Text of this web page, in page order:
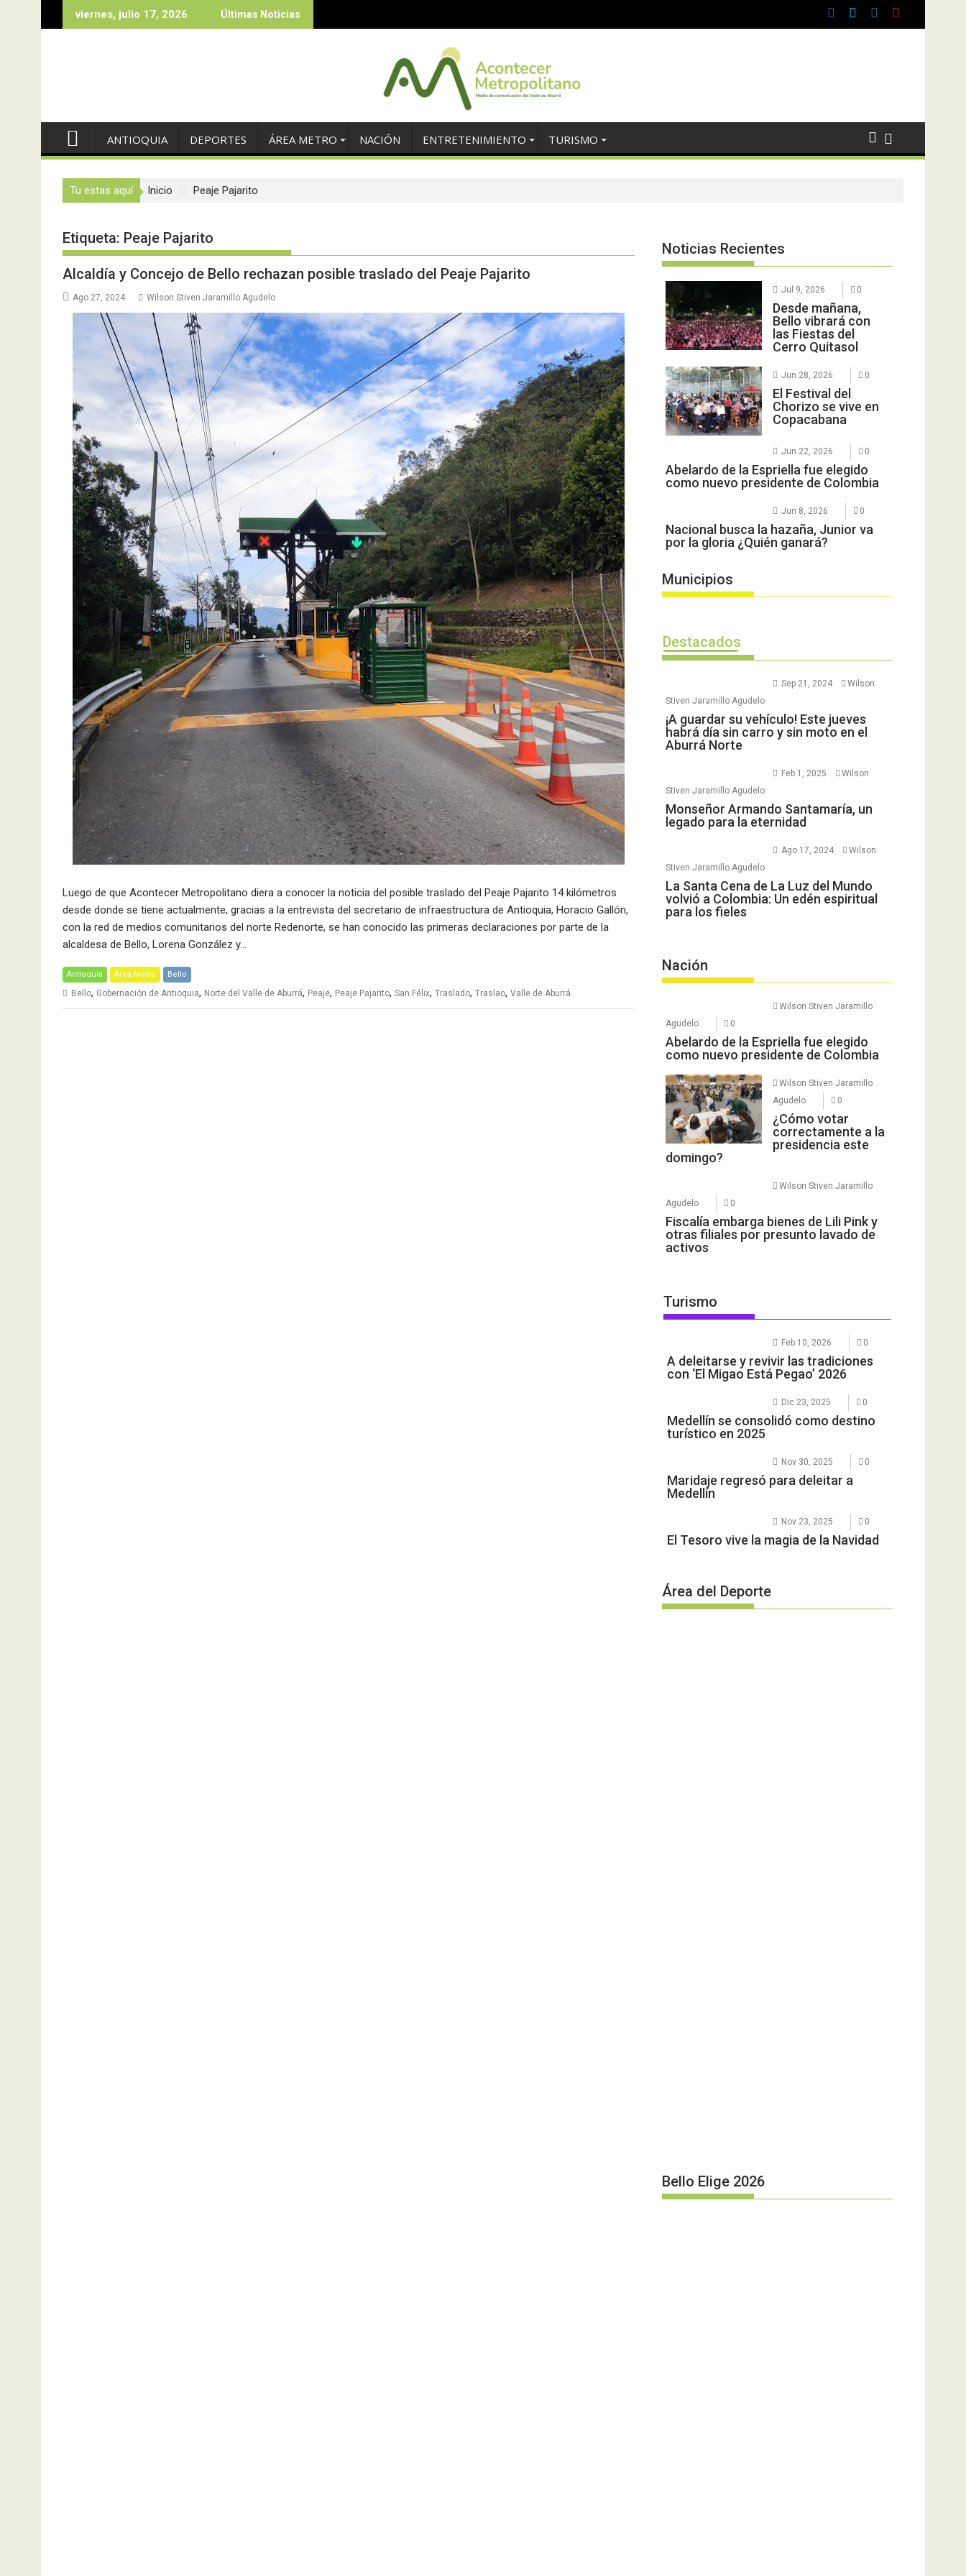
viernes, julio 17, 2026 Últimas Noticias
ANTIOQUIA DEPORTES ÁREA METRO NACIÓN ENTRETENIMIENTO TURISMO
Tu estas aquí Inicio Peaje Pajarito
Etiqueta: Peaje Pajarito
Alcaldía y Concejo de Bello rechazan posible traslado del Peaje Pajarito
Ago 27, 2024 Wilson Stiven Jaramillo Agudelo
Luego de que Acontecer Metropolitano diera a conocer la noticia del posible traslado del Peaje Pajarito 14 kilómetros
desde donde se tiene actualmente, gracias a la entrevista del secretario de infraestructura de Antioquia, Horacio Gallón,
con la red de medios comunitarios del norte Redenorte, se han conocido las primeras declaraciones por parte de la
alcaldesa de Bello, Lorena González y…
Antioquia Área Metro Bello
Bello, Gobernación de Antioquia, Norte del Valle de Aburrá, Peaje, Peaje Pajarito, San Félix, Traslado, Traslao, Valle de Aburrá
Noticias Recientes
Jul 9, 2026 0
Desde mañana,
Bello vibrará con
las Fiestas del
Cerro Quitasol
Jun 28, 2026 0
El Festival del
Chorizo se vive en
Copacabana
Jun 22, 2026 0
Abelardo de la Espriella fue elegido
como nuevo presidente de Colombia
Jun 8, 2026 0
Nacional busca la hazaña, Junior va
por la gloria ¿Quién ganará?
Municipios
Destacados
Sep 21, 2024
Wilson
Stiven Jaramillo Agudelo
¡A guardar su vehículo! Este jueves
habrá día sin carro y sin moto en el
Aburrá Norte
Feb 1, 2025
Wilson
Stiven Jaramillo Agudelo
Monseñor Armando Santamaría, un
legado para la eternidad
Ago 17, 2024
Wilson
Stiven Jaramillo Agudelo
La Santa Cena de La Luz del Mundo
volvió a Colombia: Un edén espiritual
para los fieles
Nación
Wilson Stiven Jaramillo
Agudelo
0
Abelardo de la Espriella fue elegido
como nuevo presidente de Colombia
Wilson Stiven Jaramillo
Agudelo
0
¿Cómo votar
correctamente a la
presidencia este
domingo?
Wilson Stiven Jaramillo
Agudelo
0
Fiscalía embarga bienes de Lili Pink y
otras filiales por presunto lavado de
activos
Turismo
Feb 10, 2026 0
A deleitarse y revivir las tradiciones
con ‘El Migao Está Pegao’ 2026
Dic 23, 2025 0
Medellín se consolidó como destino
turístico en 2025
Nov 30, 2025 0
Maridaje regresó para deleitar a
Medellín
Nov 23, 2025 0
El Tesoro vive la magia de la Navidad
Área del Deporte
Bello Elige 2026